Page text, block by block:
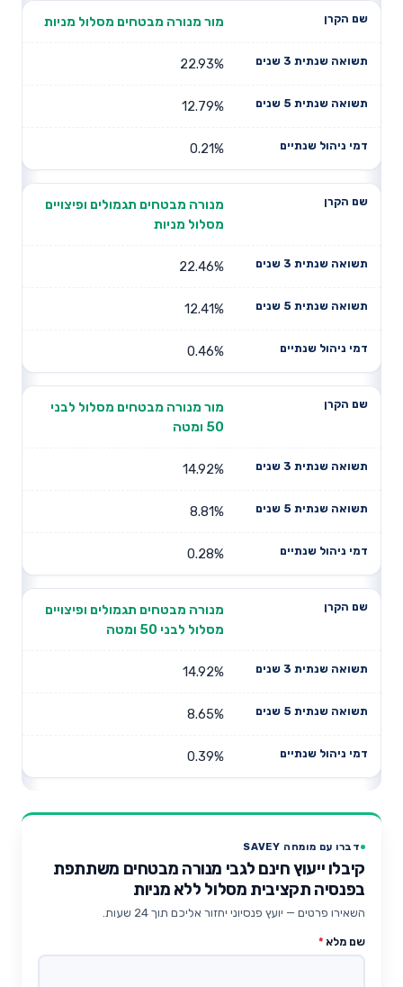
מור מנורה מבטחים מסלול מניות
22.93%
12.79%
0.21%
מנורה מבטחים תגמולים ופיצויים
מסלול מניות
22.46%
12.41%
0.46%
מור מנורה מבטחים מסלול לבני
50 ומטה
14.92%
8.81%
0.28%
מנורה מבטחים תגמולים ופיצויים
מסלול לבני 50 ומטה
14.92%
8.65%
0.39%
דברו עם מומחה SAVEY
קיבלו ייעוץ חינם לגבי מנורה מבטחים משתתפת
בפנסיה תקציבית מסלול ללא מניות
השאירו פרטים — יועץ פנסיוני יחזור אליכם תוך 24 שעות.
שם מלא *